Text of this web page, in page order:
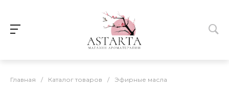
Главная / Каталог товаров / Эфирные масла